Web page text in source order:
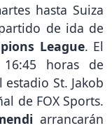
hasta Suiza
de ida de
League. El
horas de
St. Jakob
de FOX Sports.
arrancarán